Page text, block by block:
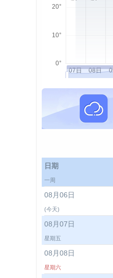
日期
一周
08月06日
(今天)
08月07日
星期五
08月08日
星期六